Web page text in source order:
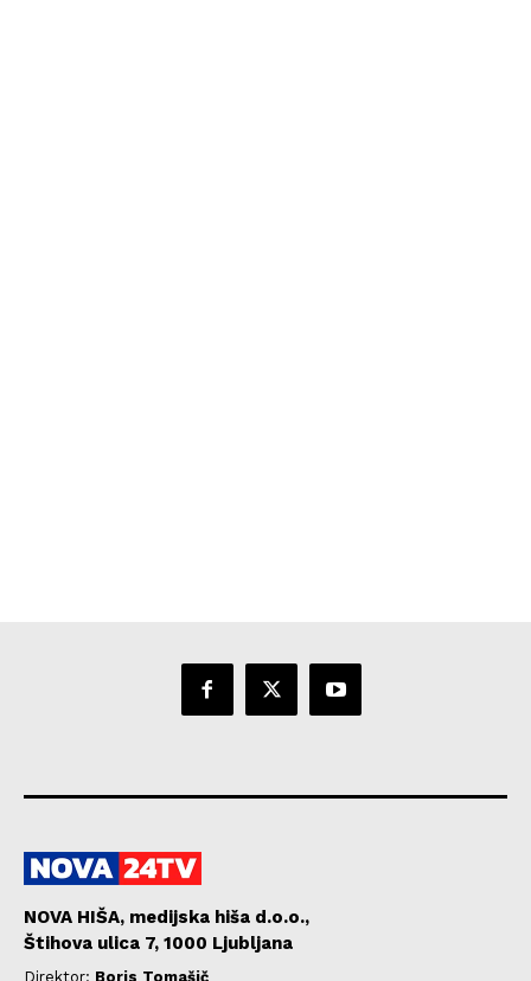
NOVA HIŠA, medijska hiša d.o.o.,
Štihova ulica 7, 1000 Ljubljana
Direktor: Boris Tomašič